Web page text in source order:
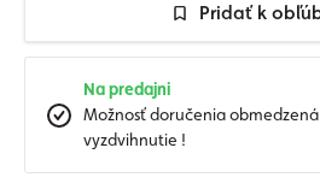
Pridať k
Na predajni
Možnosť doručenia
vyzdvihnutie !